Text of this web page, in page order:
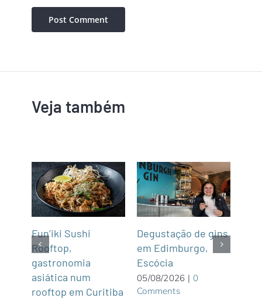
Veja também
Fun’iki Sushi
Rooftop,
gastronomia
asiática num
rooftop em Curitiba
Degustação de gins
em Edimburgo,
Escócia
05/08/2026 | 0
Comments